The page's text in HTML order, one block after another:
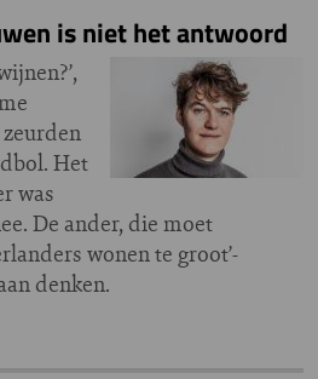
is niet het antwoord
Het
was
De ander, die moet
wonen te groot’-
denken.